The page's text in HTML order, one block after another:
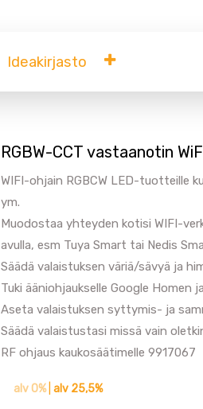
Ideakirjasto
RGBW-CCT vastaanotin
WIFI-ohjain RGBCW LED-tuotteille
ym.
Muodostaa yhteyden kotisi WIFI-
avulla, esm Tuya Smart tai Nedis
Säädä valaistuksen väriä/sävyä ja
Tuki ääniohjaukselle Google Homen
Aseta valaistuksen syttymis- ja
Säädä valaistustasi missä vain
RF ohjaus kaukosäätimelle 9917067
alv 0%| alv 25,5%